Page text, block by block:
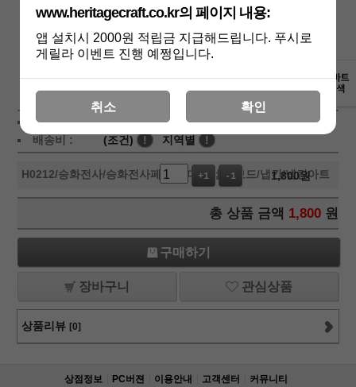
상세보기
상품가 : 1,800원
배송비 :
(조건) ! 지역별 !
H0212/승화전사/승화전사페이퍼/머그컵/칩보드/냅킨/냅킨아트
+1 -1 1,800원
총 상품 금액 1,800 원
구매하기
장바구니 관심상품
상품리뷰 [0]
상점정보 PC버젼 이용안내 고객센터 커뮤니티
www.heritagecraft.co.kr의 페이지 내용:
앱 설치시 2000원 적립금 지급해드립니다. 푸시로
게릴라 이벤트 진행 예쩡입니다.
취소 확인